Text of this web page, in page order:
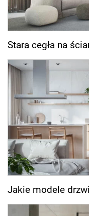
Stara cegła na
Jakie modele